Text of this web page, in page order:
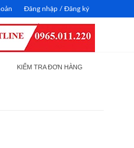
Đăng nhập / Đăng ký
KIỂM TRA ĐƠN HÀNG